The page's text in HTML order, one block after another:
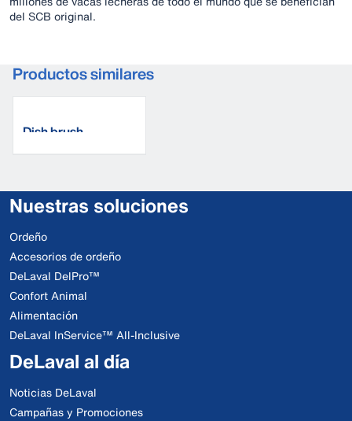
del SCB original.
Productos similares
Dish brush
Nuestras soluciones
Ordeño
Accesorios de ordeño
DeLaval DelPro™
Confort Animal
Alimentación
DeLaval InService™ All-Inclusive
DeLaval al día
Noticias DeLaval
Campañas y Promociones